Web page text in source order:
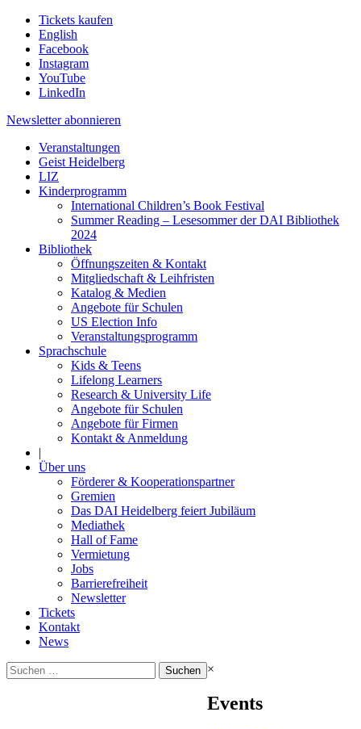
Tickets kaufen
English
Facebook
Instagram
YouTube
LinkedIn
Newsletter abonnieren
Veranstaltungen
Geist Heidelberg
LIZ
Kinderprogramm
International Children’s Book Festival
Summer Reading – Lesesommer der DAI Bibliothek
2024
Bibliothek
Öffnungszeiten & Kontakt
Mitgliedschaft & Leihfristen
Katalog & Medien
Angebote für Schulen
US Election Info
Veranstaltungsprogramm
Sprachschule
Kids & Teens
Lifelong Learners
Research & University Life
Angebote für Schulen
Angebote für Firmen
Kontakt & Anmeldung
|
Über uns
Förderer & Kooperationspartner
Gremien
Das DAI Heidelberg feiert Jubiläum
Mediathek
Hall of Fame
Vermietung
Jobs
Barrierefreiheit
Newsletter
Tickets
Kontakt
News
Suchen
nach:
×
Events